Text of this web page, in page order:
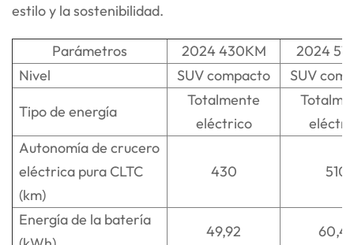
estilo y la sostenibilidad.
Parámetros 2024 430KM
2024
Nivel
SUV compacto
SUV
Tipo de energía
Totalmente
eléctrico
Autonomía de crucero
eléctrica pura CLTC
(km)
430 510
Energía de la batería
49,92